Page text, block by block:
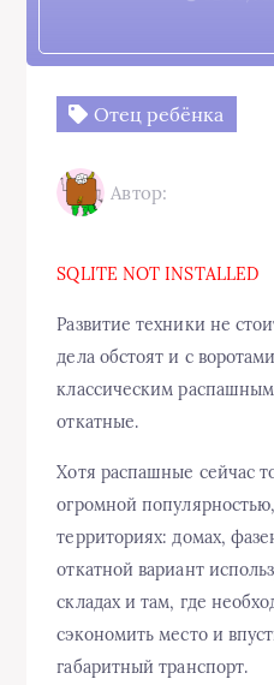
Отец ребёнка
Автор:
SQLITE NOT INSTALLED
Развитие техники не
дела обстоят и с
классическим
откатные.
Хотя распашные сейчас
огромной
территориях: домах,
откатной вариант
складах и там, где
сэкономить место и
габаритный транспорт.